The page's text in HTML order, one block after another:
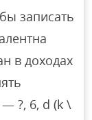
записать
в доходах
— ?, 6, d (k \